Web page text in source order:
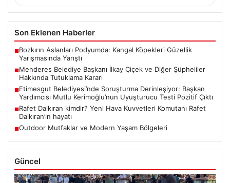
Son Eklenen Haberler
■Bozkırın Aslanları Podyumda: Kangal Köpekleri Güzellik
Yarışmasında Yarıştı
■Menderes Belediye Başkanı İlkay Çiçek ve Diğer Şüpheliler
Hakkında Tutuklama Kararı
■Etimesgut Belediyesi’nde Soruşturma Derinleşiyor: Başkan
Yardımcısı Mutlu Kerimoğlu’nun Uyuşturucu Testi Pozitif Çıktı
■Rafet Dalkıran kimdir? Yeni Hava Kuvvetleri Komutanı Rafet
Dalkıran’ın hayatı
■Outdoor Mutfaklar ve Modern Yaşam Bölgeleri
Güncel